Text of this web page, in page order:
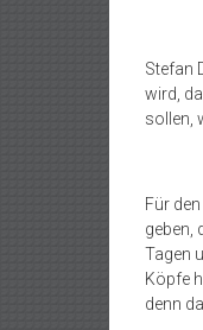
Stefan
wird,
sollen,
Für
geben,
Tagen
Köpfe
denn